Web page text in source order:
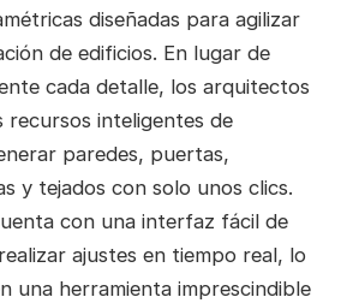
diseñadas para agilizar
de edificios. En lugar de
cada detalle, los arquitectos
recursos inteligentes de
paredes, puertas,
y tejados con solo unos clics.
con una interfaz fácil de
ajustes en tiempo real, lo
una herramienta imprescindible